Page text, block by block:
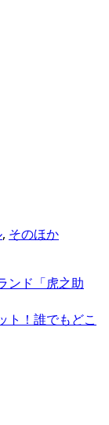
, そのほか
ンド「虎之助
ト！誰でもどこ